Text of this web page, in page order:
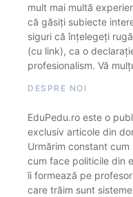
mult mai multă
că găsiți subiecte
siguri că înțelegeți
(cu link), ca o
profesionalism. Vă
DESPRE NOI
EduPedu.ro este o
exclusiv articole din
Urmărim constant
cum face politicile din
îi formează pe
care trăim sunt